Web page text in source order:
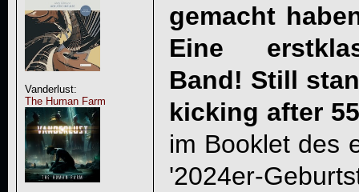
Vanderlust:
The Human Farm
gemacht
Eine
Band! Still
kicking after
im Booklet des
'2024er-